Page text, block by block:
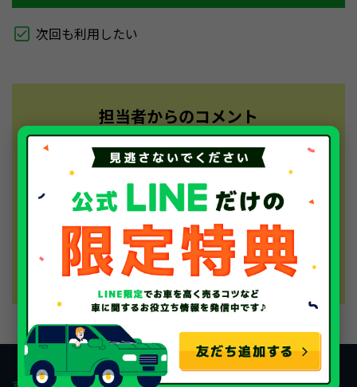
次回も利用したい
担当者からのコメント
この度は、数ある車買取業者からソコカラをお選び
いただきありがとうございました。迅速かつ丁寧な
対応、そして書類説明についても分かりやすく説明
できたことで、安心してお手続きを進めていただけ
たようで何よりです。スムーズな廃車手続きにご満
足いただけて、大変うれしく思います。またの機会
があれば、是非ソコカラにご用命くださいませ。